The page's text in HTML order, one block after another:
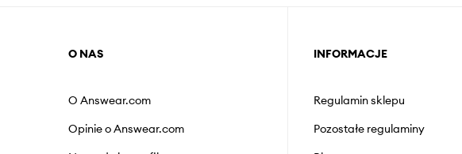
O NAS
O Answear.com
Opinie o Answear.com
INFORMACJE
Regulamin sklepu
Pozostałe regulaminy